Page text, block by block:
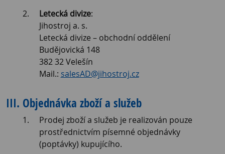
Letecká divize:
Jihostroj a. s.
Letecká divize – obchodní oddělení
Budějovická 148
382 32 Velešín
Mail.: salesAD@jihostroj.cz
III. Objednávka zboží a služeb
Prodej zboží a služeb je realizován pouze
prostřednictvím písemné objednávky
(poptávky) kupujícího.